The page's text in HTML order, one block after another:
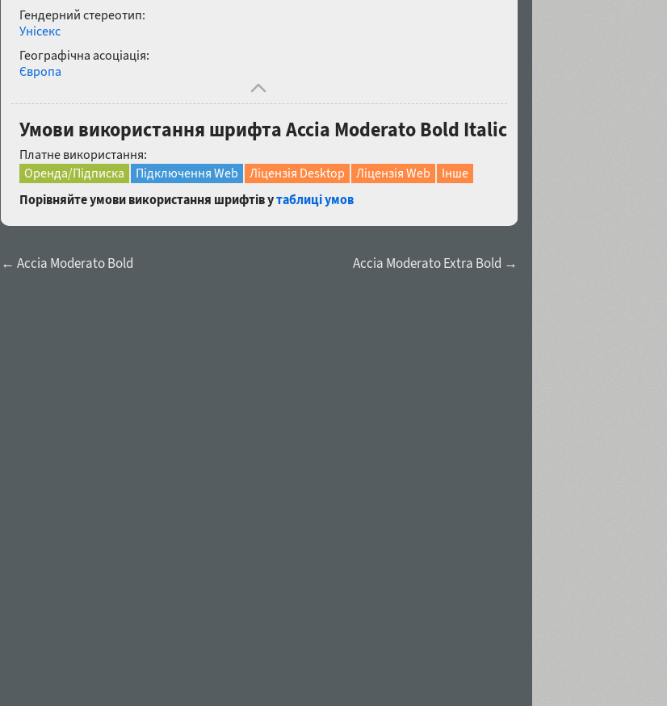
Гендерний стереотип:
Унісекс
Географічна асоціація:
Європа
Умови використання шрифта Accia Moderato Bold Italic
Платне використання:
Оренда/Підписка
Підключення Web Ліцензія Desktop Ліцензія Web
Інше
Порівняйте умови використання шрифтів утаблиці умов
← Accia Moderato Bold Accia Moderato Extra Bold →